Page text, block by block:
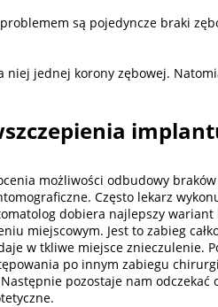
są pojedyncze braki
jednej korony zębowej.
możliwości odbudowy
Często lekarz
dobiera najlepszy
miejscowym. Jest to zabieg
w tkliwe miejsce znieczulenie.
po innym zabiegu
pozostaje nam odczekać